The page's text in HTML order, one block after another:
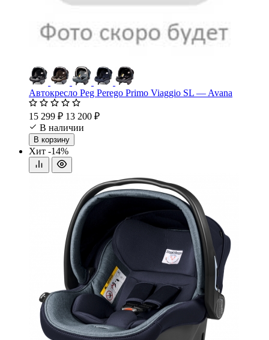
Автокресло Peg Perego Primo Viaggio SL — Avana
15 299 ₽ 13 200 ₽
В наличии
В корзину
Хит -14%